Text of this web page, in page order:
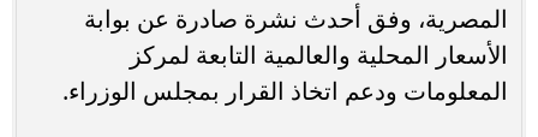
المصرية، وفق أحدث نشرة صادرة عن بوابة
الأسعار المحلية والعالمية التابعة لمركز
المعلومات ودعم اتخاذ القرار بمجلس الوزراء.